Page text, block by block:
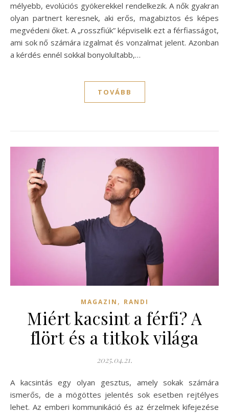
mélyebb, evolúciós gyökerekkel rendelkezik. A nők gyakran
olyan partnert keresnek, aki erős, magabiztos és képes
megvédeni őket. A „rosszfiúk” képviselik ezt a férfiasságot,
ami sok nő számára izgalmat és vonzalmat jelent. Azonban
a kérdés ennél sokkal bonyolultabb,…
TOVÁBB
MAGAZIN , RANDI
Miért kacsint a férfi? A
flört és a titkok világa
2025.04.21.
A kacsintás egy olyan gesztus, amely sokak számára
ismerős, de a mögöttes jelentés sok esetben rejtélyes
lehet. Az emberi kommunikáció és az érzelmek kifejezése